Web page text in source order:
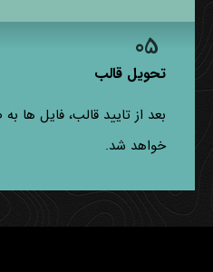
تحویل قالب
بعد از تایید قالب، فایل ها
خواهد شد.